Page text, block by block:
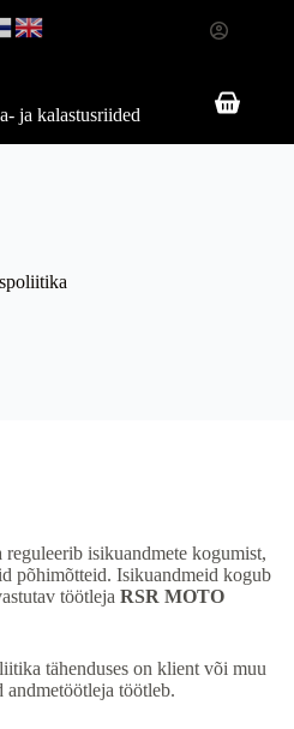
ja kalastusriided
Shopping
isikuandmete kogumist,
põhimõtteid. Isikuandmeid kogub
töötleja RSR MOTO
tähenduses on klient või muu
töötleb.